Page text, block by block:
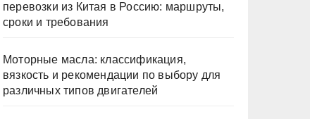
перевозки из Китая в Россию: маршруты,
сроки и требования
Моторные масла: классификация,
вязкость и рекомендации по выбору для
различных типов двигателей